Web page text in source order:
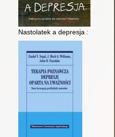
: jak skutecznie poradzić
Nastolatek a depresja :